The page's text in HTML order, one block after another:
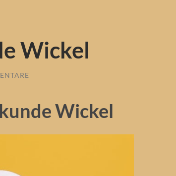
Wickel
Wickel